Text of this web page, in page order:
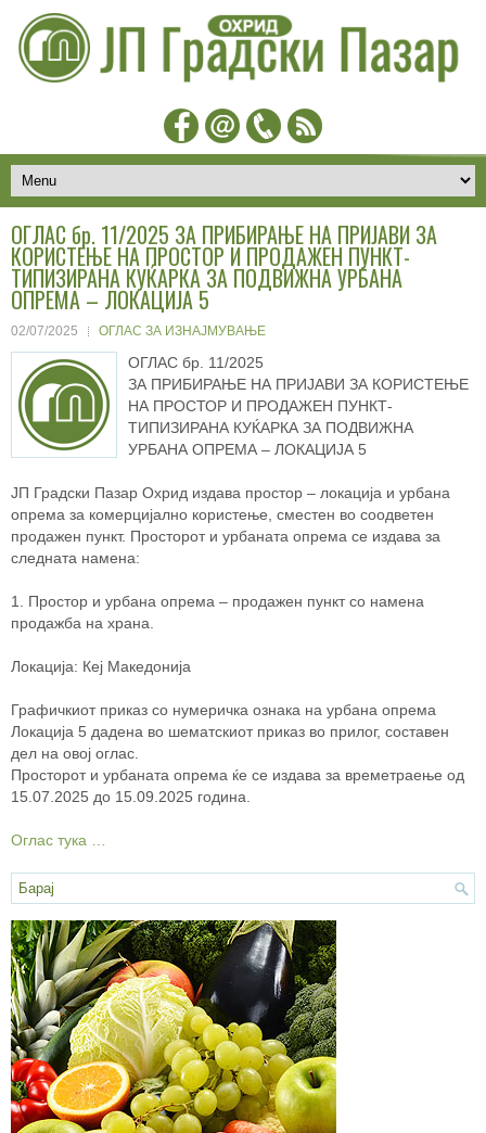
ОГЛАС бр. 11/2025 ЗА ПРИБИРАЊЕ НА ПРИЈАВИ ЗА
КОРИСТЕЊЕ НА ПРОСТОР И ПРОДАЖЕН ПУНКТ-
ТИПИЗИРАНА КУЌАРКА ЗА ПОДВИЖНА УРБАНА
ОПРЕМА – ЛОКАЦИЈА 5
02/07/2025 ОГЛАС ЗА ИЗНАЈМУВАЊЕ
ОГЛАС бр. 11/2025
ЗА ПРИБИРАЊЕ НА ПРИЈАВИ ЗА КОРИСТЕЊЕ
НА ПРОСТОР И ПРОДАЖЕН ПУНКТ-
ТИПИЗИРАНА КУЌАРКА ЗА ПОДВИЖНА
УРБАНА ОПРЕМА – ЛОКАЦИЈА 5
ЈП Градски Пазар Охрид издава простор – локација и урбана
опрема за комерцијално користење, сместен во соодветен
продажен пункт. Просторот и урбаната опрема се издава за
следната намена:
1. Простор и урбана oпpeмa – продажен пункт со намена
продажба на храна.
Локација: Кеј Македонија
Графичкиот приказ со нумеричка ознака на урбана опрема
Локација 5 дадена во шематскиот приказ во прилог, составен
дел на овој оглас.
Просторот и урбаната опрема ќе се издава за времетраење од
15.07.2025 до 15.09.2025 година.
Оглас тука …